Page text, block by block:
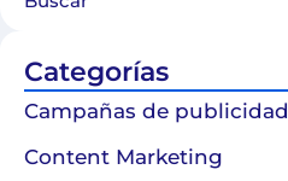
Categorías
Campañas de publicidad
Content Marketing